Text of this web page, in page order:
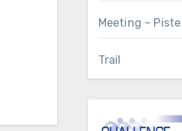
Meeting – Piste
Trail